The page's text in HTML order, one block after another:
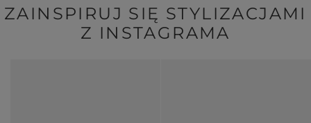
ZAINSPIRUJ SIĘ STYLIZACJAMI
Z INSTAGRAMA